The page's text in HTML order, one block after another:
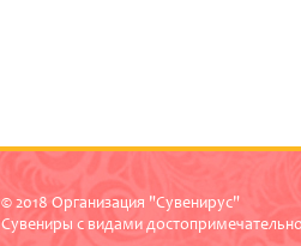
© 2018 Организация "Сувенирус"
Сувениры с видами